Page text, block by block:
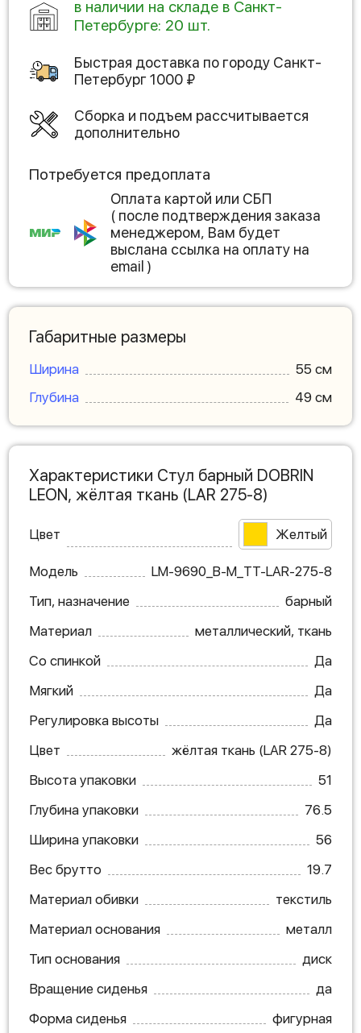
в наличии на складе в Санкт-
Петербурге: 20 шт.
Быстрая доставка по городу Санкт-
Петербург1000 ₽
Сборка и подъем рассчитывается
дополнительно
Потребуется предоплата
Оплата картой или СБП
( после подтверждения заказа
менеджером, Вам будет
выслана ссылка на оплату на
email )
Габаритные размеры
Ширина
55 см
Глубина
49 см
Характеристики Стул барный DOBRIN
LEON, жёлтая ткань (LAR 275-8)
Цвет Желтый
Модель
LM-9690_B-M_TT-LAR-275-8
Тип, назначение
барный
Материал
металлический, ткань
Со спинкой
Да
Мягкий
Да
Регулировка высоты
Да
Цвет
жёлтая ткань (LAR 275-8)
Высота упаковки
51
Глубина упаковки
76.5
Ширина упаковки
56
Вес брутто
19.7
Материал обивки
текстиль
Материал основания
металл
Тип основания
диск
Вращение сиденья
да
Форма сиденья
фигурная